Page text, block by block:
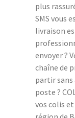
plus
SMS vous
livraison
envoyer ?
chaîne de
partir sans
poste ?
vos colis